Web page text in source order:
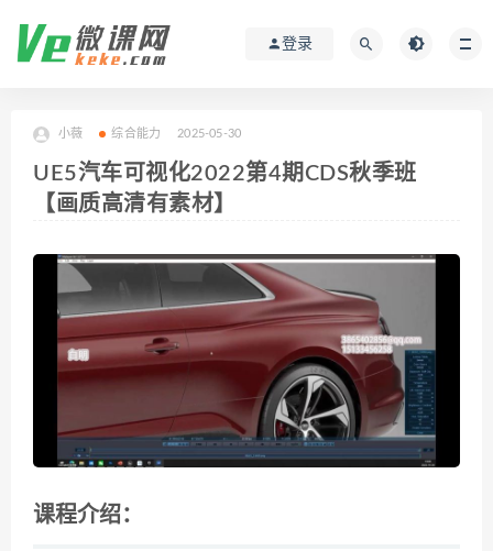
登录
小薇 综合能力 2025-05-30
UE5汽车可视化2022第4期CDS秋季班
【画质高清有素材】
课程介绍：